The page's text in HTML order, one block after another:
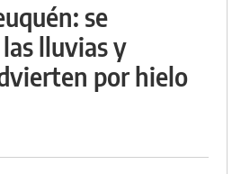
se
lluvias y
por hielo